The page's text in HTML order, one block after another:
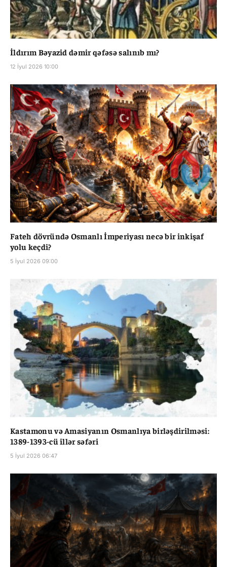
İldırım Bəyazid dəmir qəfəsə salınıb mı?
12 İyul 2026 10:00
Fateh dövründə Osmanlı İmperiyası necə bir inkişaf
yolu keçdi?
5 İyul 2026 09:00
Kastamonu və Amasiyanın Osmanlıya birləşdirilməsi:
1389-1393-cü illər səfəri
5 İyul 2026 06:47